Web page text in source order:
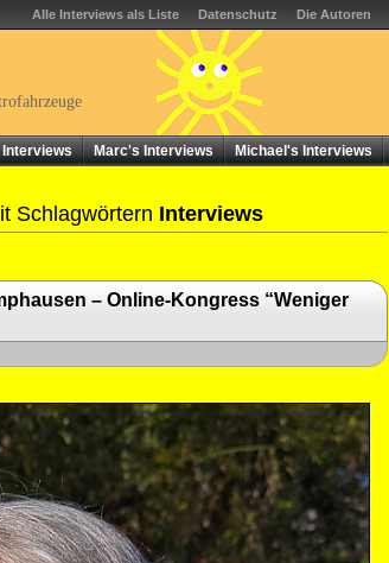
Alle Interviews als Liste Datenschutz Die Autoren
Interviews Marc's Interviews Michael's Interviews
Schlagwörtern Interviews
– Online-Kongress “Weniger